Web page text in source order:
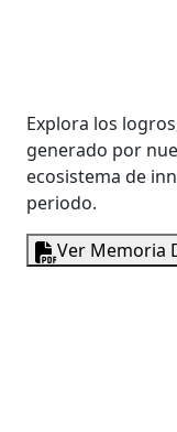
Explora los
generado por
ecosistema de
periodo.
Ver Memoria